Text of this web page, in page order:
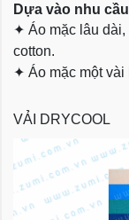
Dựa vào nhu
✦ Áo mặc lâu
cotton.
✦ Áo mặc một
VẢI DRYCOOL